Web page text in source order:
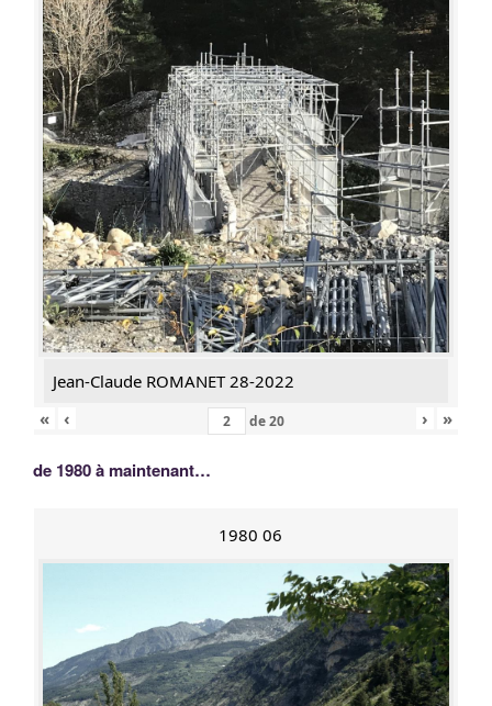
Jean-Claude ROMANET 28-2022
«
‹ de20 › »
de 1980 à maintenant…
1980 06